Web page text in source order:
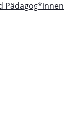
Pädagog*innen